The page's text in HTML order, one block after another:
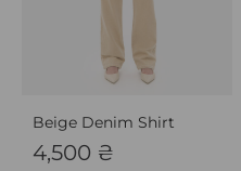
Beige Denim Shirt
4,500 ₴